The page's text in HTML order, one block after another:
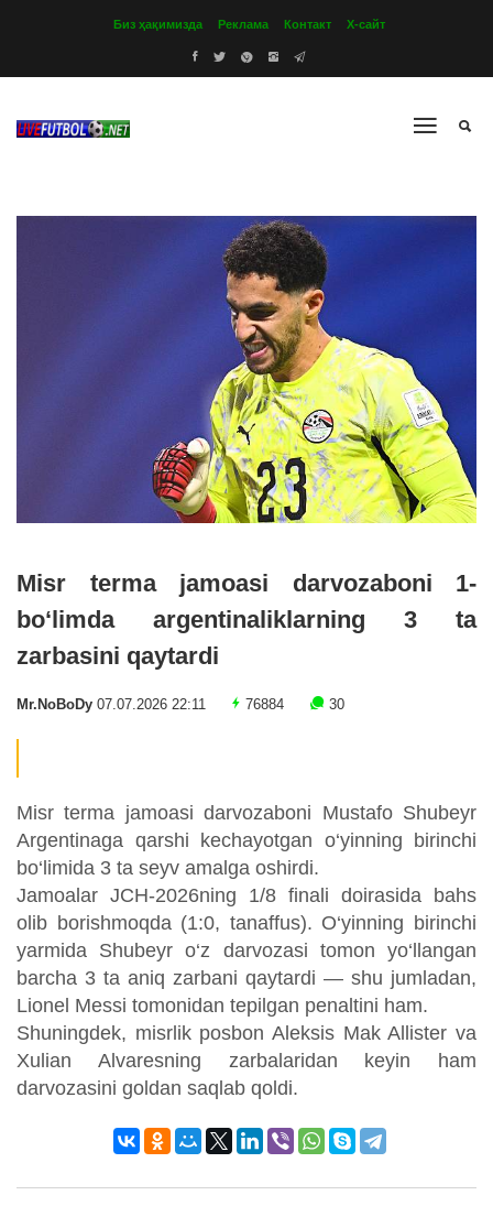
Биз ҳақимизда Реклама Контакт Х-сайт
Misr terma jamoasi darvozaboni 1-
bo‘limda argentinaliklarning 3 ta
zarbasini qaytardi
Mr.NoBoDy 07.07.2026 22:11 76884 30
Misr terma jamoasi darvozaboni Mustafo Shubeyr
Argentinaga qarshi kechayotgan o‘yinning birinchi
bo‘limida 3 ta seyv amalga oshirdi.
Jamoalar JCH-2026ning 1/8 finali doirasida bahs
olib borishmoqda (1:0, tanaffus). O‘yinning birinchi
yarmida Shubeyr o‘z darvozasi tomon yo‘llangan
barcha 3 ta aniq zarbani qaytardi — shu jumladan,
Lionel Messi tomonidan tepilgan penaltini ham.
Shuningdek, misrlik posbon Aleksis Mak Allister va
Xulian Alvaresning zarbalaridan keyin ham
darvozasini goldan saqlab qoldi.